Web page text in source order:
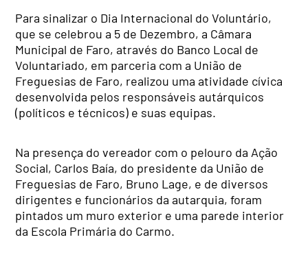
Para sinalizar o Dia Internacional do Voluntário,
que se celebrou a 5 de Dezembro, a Câmara
Municipal de Faro, através do Banco Local de
Voluntariado, em parceria com a União de
Freguesias de Faro, realizou uma atividade cívica
desenvolvida pelos responsáveis autárquicos
(políticos e técnicos) e suas equipas.
Na presença do vereador com o pelouro da Ação
Social, Carlos Baía, do presidente da União de
Freguesias de Faro, Bruno Lage, e de diversos
dirigentes e funcionários da autarquia, foram
pintados um muro exterior e uma parede interior
da Escola Primária do Carmo.